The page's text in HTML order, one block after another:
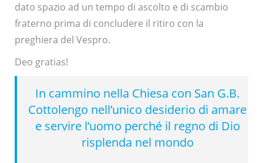
dato spazio ad un tempo di ascolto e di scambio
fraterno prima di concludere il ritiro con la
preghiera del Vespro.
Deo gratias!
In cammino nella Chiesa con San G.B.
Cottolengo nell’unico desiderio di amare
e servire l’uomo perché il regno di Dio
risplenda nel mondo